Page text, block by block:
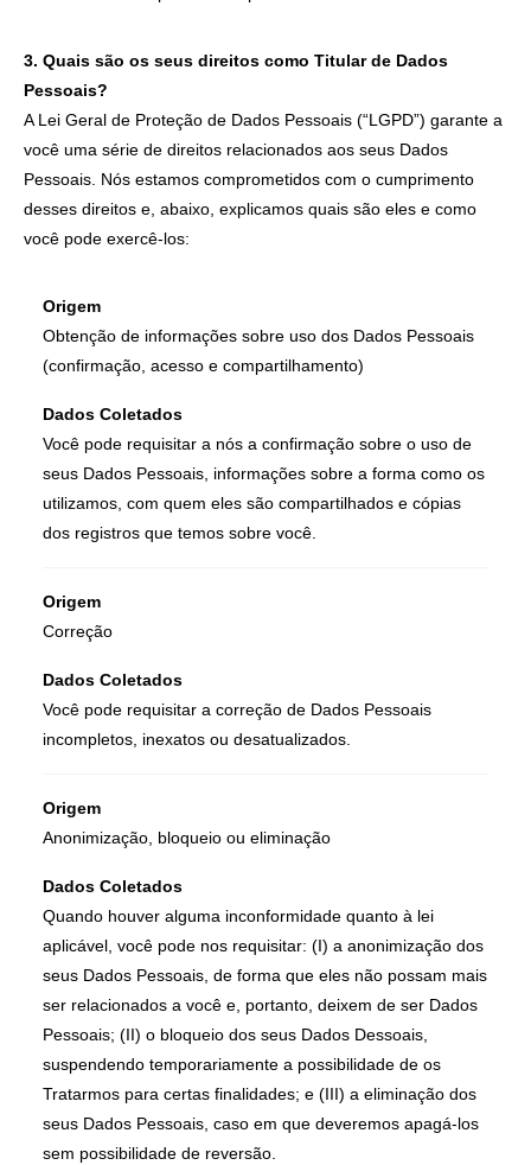
3. Quais são os seus direitos como Titular de Dados
Pessoais?
A Lei Geral de Proteção de Dados Pessoais (“LGPD”) garante a
você uma série de direitos relacionados aos seus Dados
Pessoais. Nós estamos comprometidos com o cumprimento
desses direitos e, abaixo, explicamos quais são eles e como
você pode exercê-los:
Origem
Obtenção de informações sobre uso dos Dados Pessoais
(confirmação, acesso e compartilhamento)
Dados Coletados
Você pode requisitar a nós a confirmação sobre o uso de
seus Dados Pessoais, informações sobre a forma como os
utilizamos, com quem eles são compartilhados e cópias
dos registros que temos sobre você.
Origem
Correção
Dados Coletados
Você pode requisitar a correção de Dados Pessoais
incompletos, inexatos ou desatualizados.
Origem
Anonimização, bloqueio ou eliminação
Dados Coletados
Quando houver alguma inconformidade quanto à lei
aplicável, você pode nos requisitar: (I) a anonimização dos
seus Dados Pessoais, de forma que eles não possam mais
ser relacionados a você e, portanto, deixem de ser Dados
Pessoais; (II) o bloqueio dos seus Dados Dessoais,
suspendendo temporariamente a possibilidade de os
Tratarmos para certas finalidades; e (III) a eliminação dos
seus Dados Pessoais, caso em que deveremos apagá-los
sem possibilidade de reversão.